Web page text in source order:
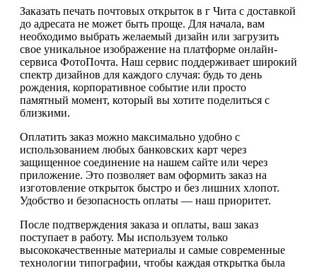
Заказать печать почтовых открыток в г Чита с доставкой
до адресата не может быть проще. Для начала, вам
необходимо выбрать желаемый дизайн или загрузить
свое уникальное изображение на платформе онлайн-
сервиса ФотоПочта. Наш сервис поддерживает широкий
спектр дизайнов для каждого случая: будь то день
рождения, корпоративное событие или просто
памятный момент, который вы хотите поделиться с
близкими.
Оплатить заказ можно максимально удобно с
использованием любых банковских карт через
защищенное соединение на нашем сайте или через
приложение. Это позволяет вам оформить заказ на
изготовление открыток быстро и без лишних хлопот.
Удобство и безопасность оплаты — наш приоритет.
После подтверждения заказа и оплаты, ваш заказ
поступает в работу. Мы используем только
высококачественные материалы и самые современные
технологии типографии, чтобы каждая открытка была